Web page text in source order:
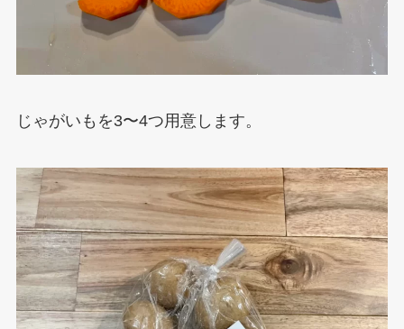
じゃがいもを3〜4つ用意します。